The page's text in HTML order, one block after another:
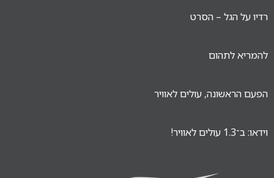
רדיו על הגל – הסרט
להמריא לתהום
הפעם הראשונה, עולים לאוויר
וידאו: ב־1.3 עולים לאוויר!